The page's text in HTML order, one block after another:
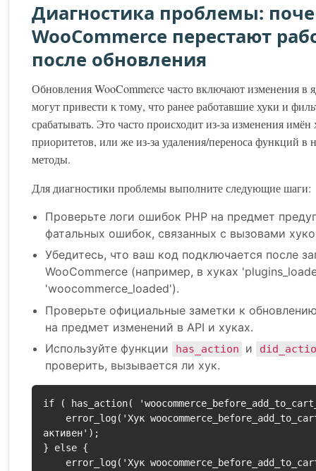
Диагностика проблемы:
WooCommerce перестают
после обновления
Обновления WooCommerce часто включают изменения в
могут привести к тому, что ранее работавшие хуки и
срабатывать. Это часто происходит из-за изменения имён
приоритетов, или же из-за удаления/переноса функций в
методы.
Для диагностики проблемы выполните следующие шаги:
Проверьте логи ошибок PHP на предмет
фатальных ошибок, связанных с вызовами
Убедитесь, что ваш код подключается после
WooCommerce (например, в хуках
'woocommerce_loaded').
Проверьте официальные заметки к
на предмет изменений в API и хуках.
Используйте функции
has_action и
проверить, вызывается ли хук.
if ( has_action(
активен');
} else {